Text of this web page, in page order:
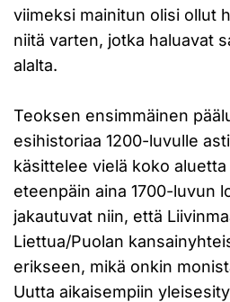
viimeksi mainitun olisi ollut
niitä varten, jotka haluavat
alalta.
Teoksen ensimmäinen
esihistoriaa 1200-luvulle
käsittelee vielä koko
eteenpäin aina 1700-luvun
jakautuvat niin, että
Liettua/Puolan
erikseen, mikä onkin
Uutta aikaisempiin